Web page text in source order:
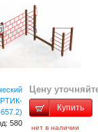
580
Цену
Купить
нет в наличии